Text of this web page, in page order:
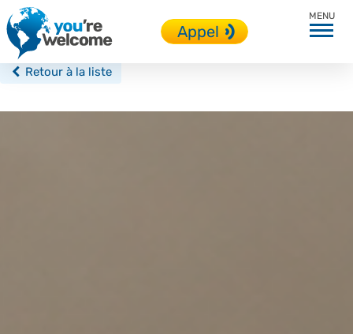
Appel
Toutes nos destinations
Retour à la liste